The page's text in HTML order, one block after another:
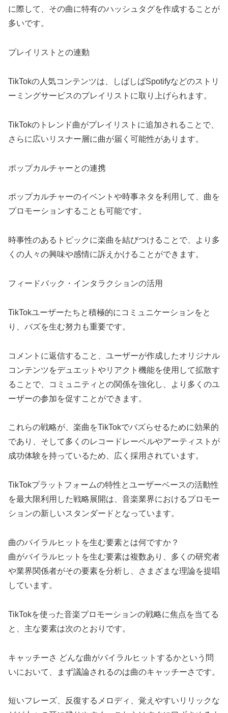
に際して、その曲に特有のハッシュタグを作成することが
多いです。
プレイリストとの連動
TikTokの人気コンテンツは、しばしばSpotifyなどのストリ
ーミングサービスのプレイリストに取り上げられます。
TikTokのトレンド曲がプレイリストに追加されることで、
さらに広いリスナー層に曲が届く可能性があります。
ポップカルチャーとの連携
ポップカルチャーのイベントや時事ネタを利用して、曲を
プロモーションすることも可能です。
時事性のあるトピックに楽曲を結びつけることで、より多
くの人々の興味や感情に訴えかけることができます。
フィードバック・インタラクションの活用
TikTokユーザーたちと積極的にコミュニケーションをと
り、バズを生む努力も重要です。
コメントに返信すること、ユーザーが作成したオリジナル
コンテンツをデュエットやリアクト機能を使用して拡散す
ることで、コミュニティとの関係を強化し、より多くのユ
ーザーの参加を促すことができます。
これらの戦略が、楽曲をTikTokでバズらせるために効果的
であり、そして多くのレコードレーベルやアーティストが
成功体験を持っているため、広く採用されています。
TikTokプラットフォームの特性とユーザーベースの活動性
を最大限利用した戦略展開は、音楽業界におけるプロモー
ションの新しいスタンダードとなっています。
曲のバイラルヒットを生む要素とは何ですか？
曲がバイラルヒットを生む要素は複数あり、多くの研究者
や業界関係者がその要素を分析し、さまざまな理論を提唱
しています。
TikTokを使った音楽プロモーションの戦略に焦点を当てる
と、主な要素は次のとおりです。
キャッチーさ どんな曲がバイラルヒットするかという問
いにおいて、まず議論されるのは曲のキャッチーさです。
短いフレーズ、反復するメロディ、覚えやすいリリックな